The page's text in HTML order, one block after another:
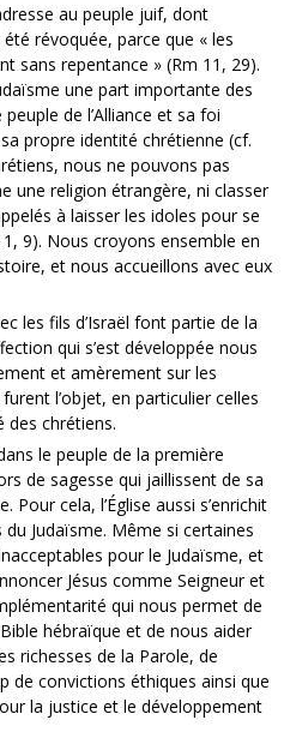
au peuple juif, dont
été révoquée, parce que « les
sans repentance » (Rm 11, 29).
une part importante des
de l’Alliance et sa foi
propre identité chrétienne (cf.
nous ne pouvons pas
une religion étrangère, ni classer
à laisser les idoles pour se
9). Nous croyons ensemble en
et nous accueillons avec eux
les fils d’Israël font partie de la
qui s’est développée nous
et amèrement sur les
l’objet, en particulier celles
des chrétiens.
le peuple de la première
de sagesse qui jaillissent de sa
Pour cela, l’Église aussi s’enrichit
du Judaïsme. Même si certaines
pour le Judaïsme, et
Jésus comme Seigneur et
qui nous permet de
hébraïque et de nous aider
richesses de la Parole, de
de convictions éthiques ainsi que
la justice et le développement